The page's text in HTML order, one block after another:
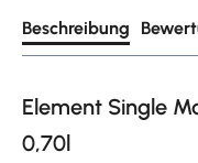
Beschreibung
Element Single
0,70l